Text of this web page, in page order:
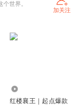
世界。
加关注
红楼襄王｜起点爆款